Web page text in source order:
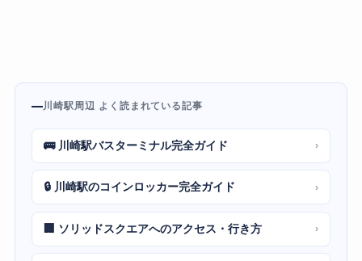
川崎駅周辺 よく読まれている記事
🚌 川崎駅バスターミナル完全ガイド ›
🔒 川崎駅のコインロッカー完全ガイド ›
🏢 ソリッドスクエアへのアクセス・行き方 ›